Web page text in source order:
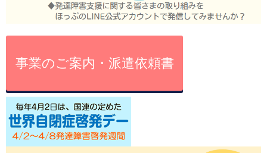
事業のご案内・派遣依頼書